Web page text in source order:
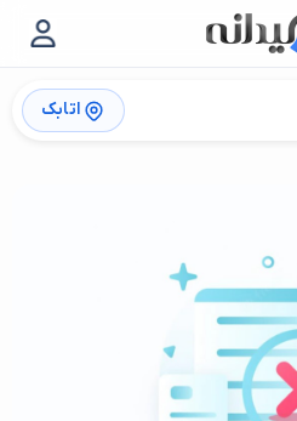
اتابک